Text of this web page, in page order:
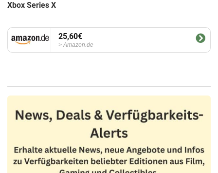
Xbox Series X
25,60€
Amazon.de